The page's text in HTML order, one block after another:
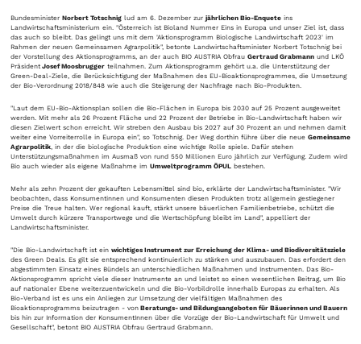
Bundesminister Norbert Totschniglud am 6. Dezember zur jährlichen Bio-Enqueteins
Landwirtschaftsministerium ein. "Österreich ist Bioland Nummer Eins in Europa und unser Ziel ist, dass
das auch so bleibt. Das gelingt uns mit dem 'Aktionsprogramm Biologische Landwirtschaft 2023' im
Rahmen der neuen Gemeinsamen Agrarpolitik", betonte Landwirtschaftsminister Norbert Totschnig bei
der Vorstellung des Aktionsprogramms, an der auch BIO AUSTRIA Obfrau Gertraud Grabmannund LKÖ
PräsidentJosef Moosbruggerteilnahmen. Zum Aktionsprogramm gehört u.a. die Unterstützung der
Green-Deal-Ziele, die Berücksichtigung der Maßnahmen des EU-Bioaktionsprogrammes, die Umsetzung
der Bio-Verordnung 2018/848 wie auch die Steigerung der Nachfrage nach Bio-Produkten.
"Laut dem EU-Bio-Aktionsplan sollen die Bio-Flächen in Europa bis 2030 auf 25 Prozent ausgeweitet
werden. Mit mehr als 26 Prozent Fläche und 22 Prozent der Betriebe in Bio-Landwirtschaft haben wir
diesen Zielwert schon erreicht. Wir streben den Ausbau bis 2027 auf 30 Prozent an und nehmen damit
weiter eine Vorreiterrolle in Europa ein", so Totschnig. Der Weg dorthin führe über die neue Gemeinsame
Agrarpolitik, in der die biologische Produktion eine wichtige Rolle spiele. Dafür stehen
Unterstützungsmaßnahmen im Ausmaß von rund 550 Millionen Euro jährlich zur Verfügung. Zudem wird
Bio auch wieder als eigene Maßnahme im Umweltprogramm ÖPUL bestehen.
Mehr als zehn Prozent der gekauften Lebensmittel sind bio, erklärte der Landwirtschaftsminister. "Wir
beobachten, dass Konsumentinnen und Konsumenten diesen Produkten trotz allgemein gestiegener
Preise die Treue halten. Wer regional kauft, stärkt unsere bäuerlichen Familienbetriebe, schützt die
Umwelt durch kürzere Transportwege und die Wertschöpfung bleibt im Land", appelliert der
Landwirtschaftsminister.
"Die Bio-Landwirtschaft ist ein wichtiges Instrument zur Erreichung der Klima- und Biodiversitätsziele
des Green Deals. Es gilt sie entsprechend kontinuierlich zu stärken und auszubauen. Das erfordert den
abgestimmten Einsatz eines Bündels an unterschiedlichen Maßnahmen und Instrumenten. Das Bio-
Aktionsprogramm spricht viele dieser Instrumente an und leistet so einen wesentlichen Beitrag, um Bio
auf nationaler Ebene weiterzuentwickeln und die Bio-Vorbildrolle innerhalb Europas zu erhalten. Als
Bio-Verband ist es uns ein Anliegen zur Umsetzung der vielfältigen Maßnahmen des
Bioaktionsprogramms beizutragen - vonBeratungs- und Bildungsangeboten für Bäuerinnen und Bauern
bis hin zur Information der KonsumentInnen über die Vorzüge der Bio-Landwirtschaft für Umwelt und
Gesellschaft", betont BIO AUSTRIA Obfrau Gertraud Grabmann.